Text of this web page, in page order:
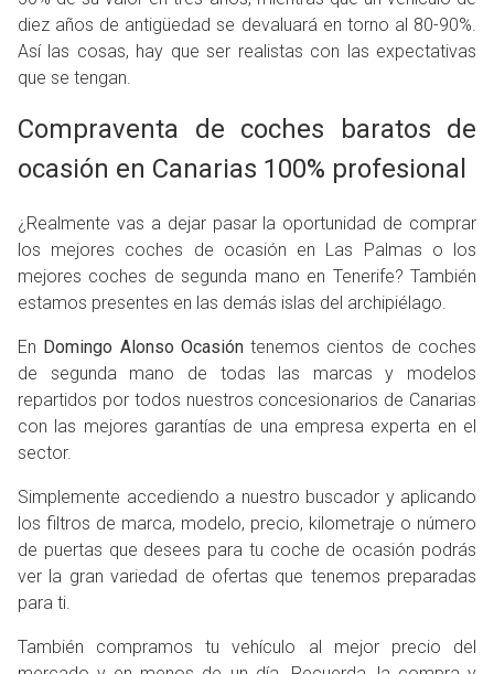
diez años de antigüedad se devaluará en torno al 80-90%.
Así las cosas, hay que ser realistas con las expectativas
que se tengan.
Compraventa de coches baratos de
ocasión en Canarias 100% profesional
¿Realmente vas a dejar pasar la oportunidad de comprar
los mejores coches de ocasión en Las Palmas o los
mejores coches de segunda mano en Tenerife? También
estamos presentes en las demás islas del archipiélago.
En Domingo Alonso Ocasióntenemos cientos de coches
de segunda mano de todas las marcas y modelos
repartidos por todos nuestros concesionarios de Canarias
con las mejores garantías de una empresa experta en el
sector.
Simplemente accediendo a nuestro buscador y aplicando
los filtros de marca, modelo, precio, kilometraje o número
de puertas que desees para tu coche de ocasión podrás
ver la gran variedad de ofertas que tenemos preparadas
para ti.
También compramos tu vehículo al mejor precio del